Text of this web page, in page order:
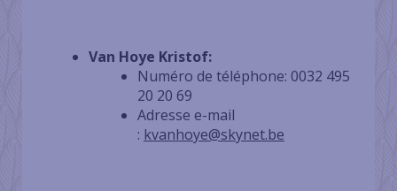
Van Hoye Kristof:
Numéro de téléphone: 0032 495
20 20 69
Adresse e-mail
: kvanhoye@skynet.be